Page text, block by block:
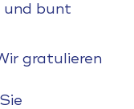
und bunt
gratulieren